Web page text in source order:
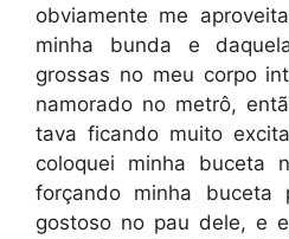
obviamente me
minha bunda e
grossas no meu corpo
namorado no metrô,
tava ficando muito
coloquei minha buceta
forçando minha buceta
gostoso no pau dele, e